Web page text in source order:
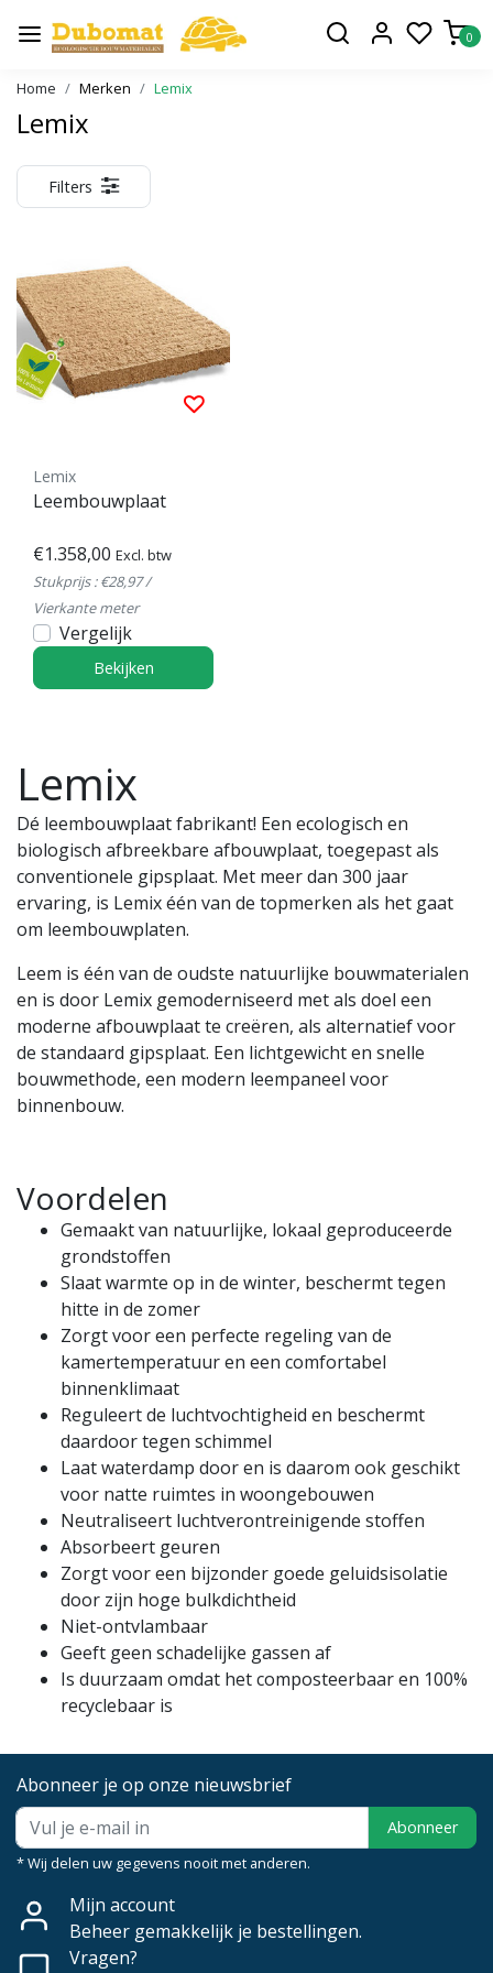
0
Home Merken Lemix
Lemix
Filters
Lemix
Leembouwplaat
€1.358,00 Excl. btw
Stukprijs : €28,97 /
Vierkante meter
Vergelijk
Bekijken
Lemix
Dé leembouwplaat fabrikant! Een ecologisch en
biologisch afbreekbare afbouwplaat, toegepast als
conventionele gipsplaat. Met meer dan 300 jaar
ervaring, is Lemix één van de topmerken als het gaat
om leembouwplaten.
Leem is één van de oudste natuurlijke bouwmaterialen
en is door Lemix gemoderniseerd met als doel een
moderne afbouwplaat te creëren, als alternatief voor
de standaard gipsplaat. Een lichtgewicht en snelle
bouwmethode, een modern leempaneel voor
binnenbouw.
Voordelen
Gemaakt van natuurlijke, lokaal geproduceerde
grondstoffen
Slaat warmte op in de winter, beschermt tegen
hitte in de zomer
Zorgt voor een perfecte regeling van de
kamertemperatuur en een comfortabel
binnenklimaat
Reguleert de luchtvochtigheid en beschermt
daardoor tegen schimmel
Laat waterdamp door en is daarom ook geschikt
voor natte ruimtes in woongebouwen
Neutraliseert luchtverontreinigende stoffen
Absorbeert geuren
Zorgt voor een bijzonder goede geluidsisolatie
door zijn hoge bulkdichtheid
Niet-ontvlambaar
Geeft geen schadelijke gassen af
Is duurzaam omdat het composteerbaar en 100%
recyclebaar is
Abonneer je op onze nieuwsbrief
Abonneer
* Wij delen uw gegevens nooit met anderen.
Mijn account
Beheer gemakkelijk je bestellingen.
Vragen?